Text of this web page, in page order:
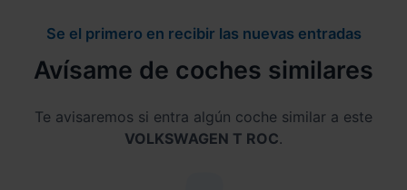
Se el primero en recibir las nuevas entradas
Avísame de coches similares
Te avisaremos si entra algún coche similar a este
VOLKSWAGEN T ROC.